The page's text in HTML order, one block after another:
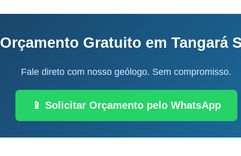
Orçamento Gratuito em Tangará
Fale direto com nosso geólogo. Sem compromisso.
📱 Solicitar Orçamento pelo WhatsApp